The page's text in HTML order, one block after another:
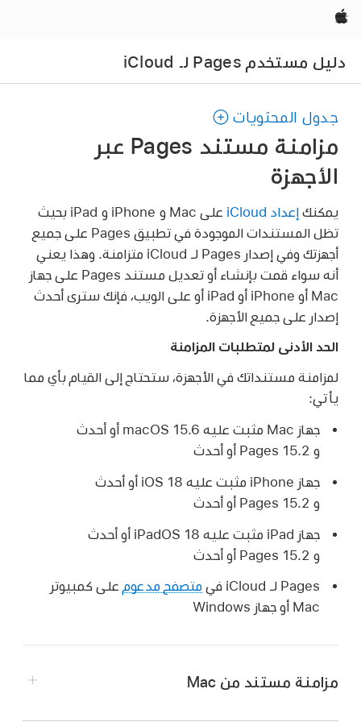
Apple‏
دليل مستخدم Pages لـ iCloud
جدول المحتويات
مزامنة مستند Pages عبر
الأجهزة
يمكنك إعداد iCloud
على Mac و iPhone و iPad بحيث
تظل المستندات الموجودة في تطبيق Pages على جميع
أجهزتك وفي إصدار Pages لـ iCloud متزامنة. وهذا يعني
أنه سواء قمت بإنشاء أو تعديل مستند Pages على جهاز
Mac أو iPhone أو iPad أو على الويب، فإنك سترى أحدث
إصدار على جميع الأجهزة.
الحد الأدنى لمتطلبات المزامنة
لمزامنة مستنداتك في الأجهزة، ستحتاج إلى القيام بأي مما
يأتي:
جهاز Mac مثبت عليه macOS 15.6 أو أحدث
و Pages 15.2 أو أحدث
جهاز iPhone مثبت عليه iOS 18 أو أحدث
و Pages 15.2 أو أحدث
جهاز iPad مثبت عليه iPadOS 18 أو أحدث
و Pages 15.2 أو أحدث
Pages لـ iCloud في متصفح مدعوم على كمبيوتر
Mac أو جهاز Windows
مزامنة مستند من Mac